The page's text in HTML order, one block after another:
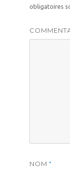
obligatoires
NOM *